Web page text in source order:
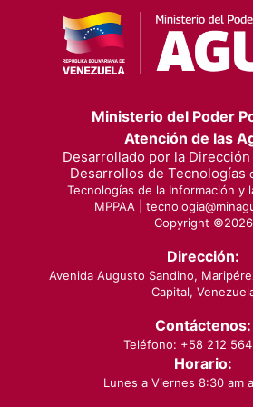
Ministerio del Poder
Atención de las
Desarrollado por la
Desarrollos de Tecnologías
Tecnologías de la Información y
MPPAA |
Copyright ©2026
Dirección:
Avenida Augusto Sandino,
Capital,
Contáctenos:
Teléfono: +58 212
Horario:
Lunes a Viernes 8:30 am